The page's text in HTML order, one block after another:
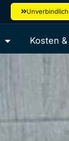
Kosten